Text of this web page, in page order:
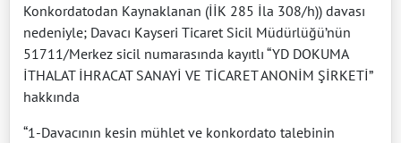
Konkordatodan Kaynaklanan (İİK 285 İla 308/h)) davası
nedeniyle; Davacı Kayseri Ticaret Sicil Müdürlüğü’nün
51711/Merkez sicil numarasında kayıtlı “YD DOKUMA
İTHALAT İHRACAT SANAYİ VE TİCARET ANONİM ŞİRKETİ”
hakkında
“1-Davacının kesin mühlet ve konkordato talebinin